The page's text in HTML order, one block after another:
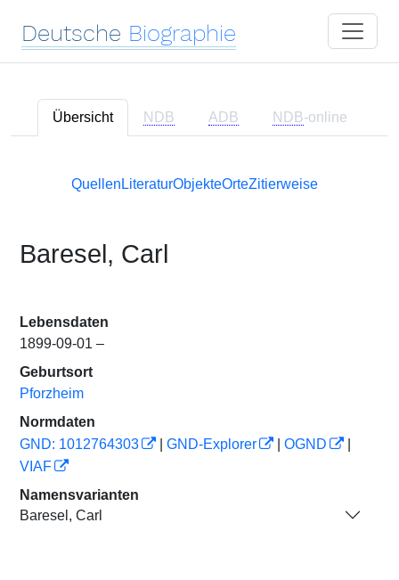
Deutsche Biographie
Übersicht NDB ADB NDB-online
Quellen LiteraturObjekteOrteZitierweise
Baresel, Carl
Lebensdaten
1899-09-01 –
Geburtsort
Pforzheim
Normdaten
GND: 1012764303
GND-Explorer OGND
VIAF
Namensvarianten
Baresel, Carl